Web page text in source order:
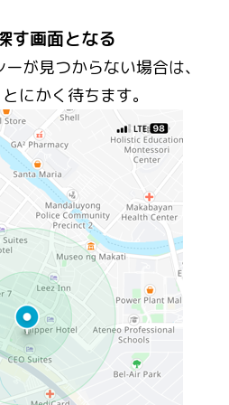
す画面となる
が見つからない場合は、
にかく待ちます。